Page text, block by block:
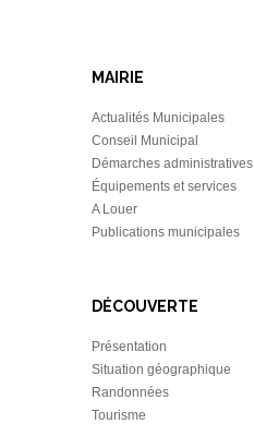
MAIRIE
Actualités Municipales
Conseil Municipal
Démarches administratives
Équipements et services
A Louer
Publications municipales
DÉCOUVERTE
Présentation
Situation géographique
Randonnées
Tourisme